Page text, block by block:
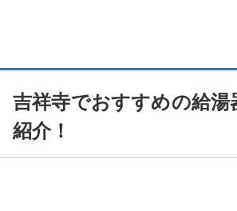
吉祥寺でおすすめの給湯
紹介！